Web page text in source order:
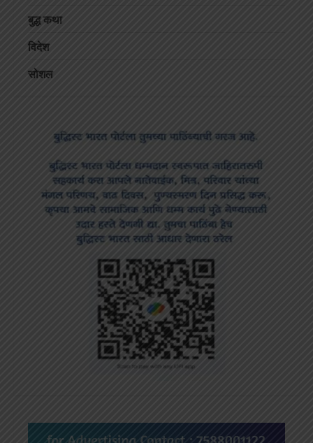
बुद्ध कथा
विदेश
सोशल